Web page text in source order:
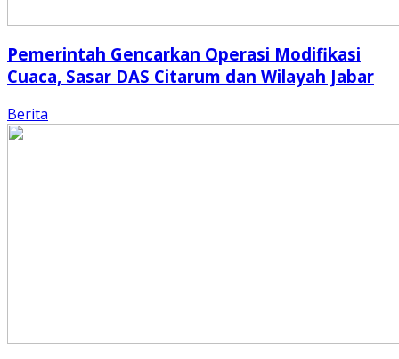
Pemerintah Gencarkan Operasi Modifikasi
Cuaca, Sasar DAS Citarum dan Wilayah Jabar
Berita